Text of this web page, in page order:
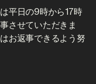
平日の9時から17時
させていただきま
お返事できるよう努